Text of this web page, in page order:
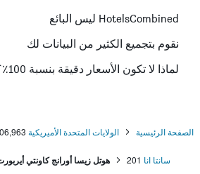
HotelsCombined ليس البائع
نقوم بتجميع الكثير من البيانات لك
لماذا لا تكون الأسعار دقيقة بنسبة 100٪؟
الصفحة الرئيسية الولايات المتحدة الأميريكية
سانتا انا 201 هوتل زيسا أورانج كاونتي